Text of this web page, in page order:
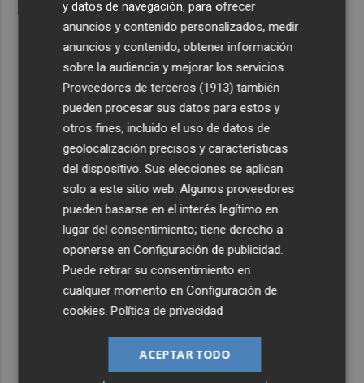
y datos de navegación, para ofrecer
anuncios y contenido personalizados, medir
anuncios y contenido, obtener información
sobre la audiencia y mejorar los servicios.
Proveedores de terceros (1913) también
pueden procesar sus datos para estos y
otros fines, incluido el uso de datos de
geolocalización precisos y características
del dispositivo. Sus elecciones se aplican
solo a este sitio web. Algunos proveedores
pueden basarse en el interés legítimo en
lugar del consentimiento; tiene derecho a
oponerse enConfiguración de publicidad
Puede retirar su consentimiento en
cualquier momento enConfiguración de
cookies .Política de privacidad
ACEPTAR TODO